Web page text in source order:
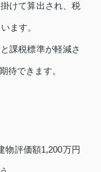
けて算出され、税
ます。
課税標準が軽減さ
待できます。
物評価額1,200万円